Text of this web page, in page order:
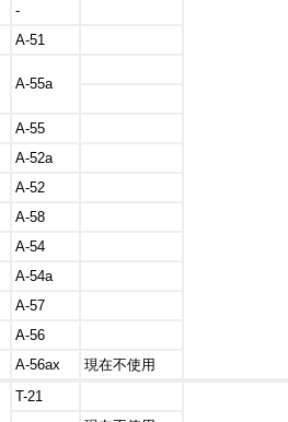
-
A-51
A-55a
A-55
A-52a
A-52
A-58
A-54
A-54a
A-57
A-56
A-56ax
現在不使用
T-21